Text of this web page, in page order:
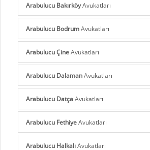
Arabulucu BakırköyAvukatları
Arabulucu BodrumAvukatları
Arabulucu ÇineAvukatları
Arabulucu DalamanAvukatları
Arabulucu DatçaAvukatları
Arabulucu FethiyeAvukatları
Arabulucu HalkalıAvukatları